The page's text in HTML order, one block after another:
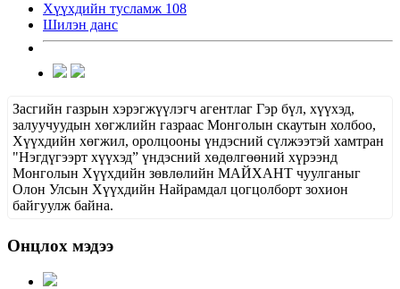
Хүүхдийн тусламж 108
Шилэн данс
Засгийн газрын хэрэгжүүлэгч агентлаг Гэр бүл, хүүхэд,
залуучуудын хөгжлийн газраас Монголын скаутын холбоо,
Хүүхдийн хөгжил, оролцооны үндэсний сүлжээтэй хамтран
"Нэгдүгээрт хүүхэд” үндэсний хөдөлгөөний хүрээнд
Монголын Хүүхдийн зөвлөлийн МАЙХАНТ чуулганыг
Олон Улсын Хүүхдийн Найрамдал цогцолборт зохион
байгуулж байна.
Онцлох мэдээ